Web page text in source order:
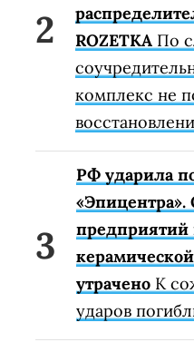
ROZETKA По
комплекс не
РФ ударила
предприятий
утрачено К
ударов